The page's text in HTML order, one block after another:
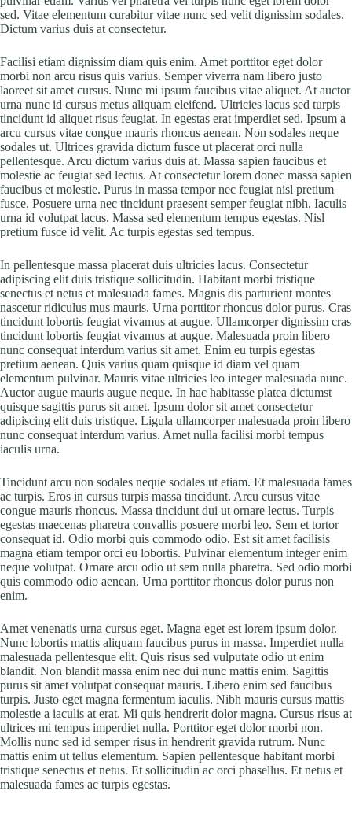
sed. Vitae elementum curabitur vitae nunc sed velit dignissim sodales.
Dictum varius duis at consectetur.
Facilisi etiam dignissim diam quis enim. Amet porttitor eget dolor
morbi non arcu risus quis varius. Semper viverra nam libero justo
laoreet sit amet cursus. Nunc mi ipsum faucibus vitae aliquet. At auctor
urna nunc id cursus metus aliquam eleifend. Ultricies lacus sed turpis
tincidunt id aliquet risus feugiat. In egestas erat imperdiet sed. Ipsum a
arcu cursus vitae congue mauris rhoncus aenean. Non sodales neque
sodales ut. Ultrices gravida dictum fusce ut placerat orci nulla
pellentesque. Arcu dictum varius duis at. Massa sapien faucibus et
molestie ac feugiat sed lectus. At consectetur lorem donec massa sapien
faucibus et molestie. Purus in massa tempor nec feugiat nisl pretium
fusce. Posuere urna nec tincidunt praesent semper feugiat nibh. Iaculis
urna id volutpat lacus. Massa sed elementum tempus egestas. Nisl
pretium fusce id velit. Ac turpis egestas sed tempus.
In pellentesque massa placerat duis ultricies lacus. Consectetur
adipiscing elit duis tristique sollicitudin. Habitant morbi tristique
senectus et netus et malesuada fames. Magnis dis parturient montes
nascetur ridiculus mus mauris. Urna porttitor rhoncus dolor purus. Cras
tincidunt lobortis feugiat vivamus at augue. Ullamcorper dignissim cras
tincidunt lobortis feugiat vivamus at augue. Malesuada proin libero
nunc consequat interdum varius sit amet. Enim eu turpis egestas
pretium aenean. Quis varius quam quisque id diam vel quam
elementum pulvinar. Mauris vitae ultricies leo integer malesuada nunc.
Auctor augue mauris augue neque. In hac habitasse platea dictumst
quisque sagittis purus sit amet. Ipsum dolor sit amet consectetur
adipiscing elit duis tristique. Ligula ullamcorper malesuada proin libero
nunc consequat interdum varius. Amet nulla facilisi morbi tempus
iaculis urna.
Tincidunt arcu non sodales neque sodales ut etiam. Et malesuada fames
ac turpis. Eros in cursus turpis massa tincidunt. Arcu cursus vitae
congue mauris rhoncus. Massa tincidunt dui ut ornare lectus. Turpis
egestas maecenas pharetra convallis posuere morbi leo. Sem et tortor
consequat id. Odio morbi quis commodo odio. Est sit amet facilisis
magna etiam tempor orci eu lobortis. Pulvinar elementum integer enim
neque volutpat. Ornare arcu odio ut sem nulla pharetra. Sed odio morbi
quis commodo odio aenean. Urna porttitor rhoncus dolor purus non
enim.
Amet venenatis urna cursus eget. Magna eget est lorem ipsum dolor.
Nunc lobortis mattis aliquam faucibus purus in massa. Imperdiet nulla
malesuada pellentesque elit. Quis risus sed vulputate odio ut enim
blandit. Non blandit massa enim nec dui nunc mattis enim. Sagittis
purus sit amet volutpat consequat mauris. Libero enim sed faucibus
turpis. Justo eget magna fermentum iaculis. Nibh mauris cursus mattis
molestie a iaculis at erat. Mi quis hendrerit dolor magna. Cursus risus at
ultrices mi tempus imperdiet nulla. Porttitor eget dolor morbi non.
Mollis nunc sed id semper risus in hendrerit gravida rutrum. Nunc
mattis enim ut tellus elementum. Sapien pellentesque habitant morbi
tristique senectus et netus. Et sollicitudin ac orci phasellus. Et netus et
malesuada fames ac turpis egestas.